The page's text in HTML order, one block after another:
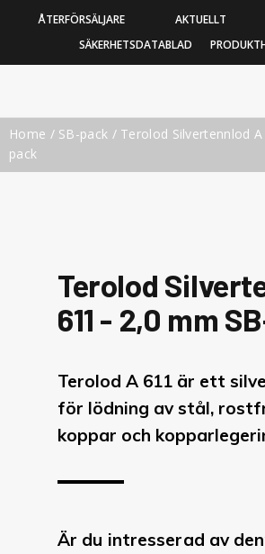
ÅTERFÖRSÄLJARE AKTUELLT
SÄKERHETSDATABLAD
Home / SB-pack / Terolod Silvertennlod
pack
Terolod
611 - 2,0 mm
Terolod A 611 är ett
för lödning av stål,
koppar och
Är du intresserad av